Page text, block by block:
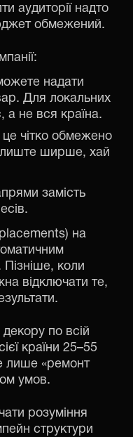
аудиторії надто
обмежений.
надати
Для локальних
а не вся країна.
це чітко обмежено
ширше, хай
замість
на
коли
відключати те,
декору по всій
країни 25–55
лише «ремонт
умов.
розуміння
структури